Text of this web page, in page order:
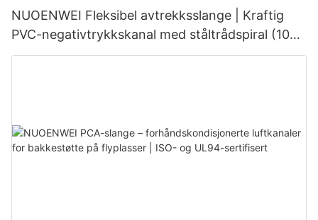
NUOENWEI Fleksibel avtrekksslange | Kraftig
PVC-negativtrykkskanal med ståltrådspiral (100–
1500 mm)